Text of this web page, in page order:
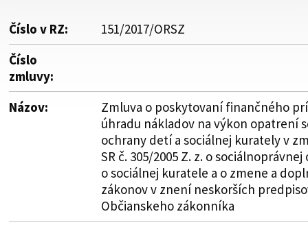
Číslo v RZ:
151/2017/ORSZ
Číslo
zmluvy:
Názov:
Zmluva o poskytovaní finančného
úhradu nákladov na výkon opatrení
ochrany detí a sociálnej kurately v
SR č. 305/2005 Z. z. o
o sociálnej kuratele a o zmene a
zákonov v znení neskorších
Občianskeho zákonníka